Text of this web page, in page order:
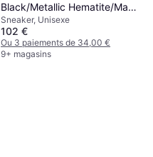
Black/Metallic Hematite/Max
Orange
Sneaker, Unisexe
102 €
Ou 3 paiements de 34,00 €
9+ magasins